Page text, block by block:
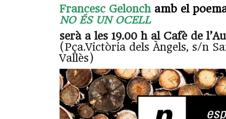
Francesc Gelonch amb el
NO ÉS UN OCELL
serà a les 19.00 h al Cafè de
(Pça.Victòria dels Àngels, s/n
Vallès)